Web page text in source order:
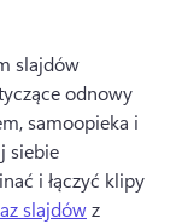
slajdów
odnowy
samoopieka i
siebie
i łączyć klipy
slajdów z